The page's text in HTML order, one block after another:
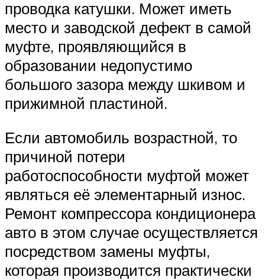
проводка катушки. Может иметь
место и заводской дефект в самой
муфте, проявляющийся в
образовании недопустимо
большого зазора между шкивом и
прижимной пластиной.
Если автомобиль возрастной, то
причиной потери
работоспособности муфтой может
являться её элементарный износ.
Ремонт компрессора кондиционера
авто в этом случае осуществляется
посредством замены муфты,
которая производится практически